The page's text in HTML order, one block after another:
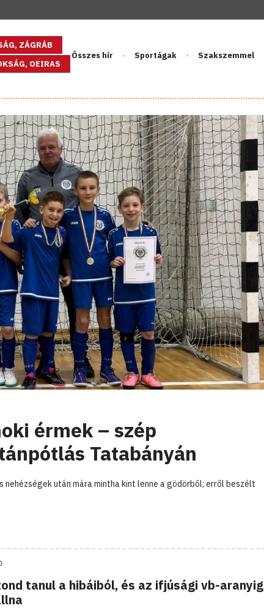
ZÁGRÁB
OEIRAS
Összes hír Sportágak Szakszemmel
érmek – szép
Tatabányán
után mára mintha kint lenne a gödörből; erről beszélt
tanul a hibáiból, és az ifjúsági vb-aranyig